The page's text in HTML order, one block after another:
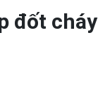
đốt